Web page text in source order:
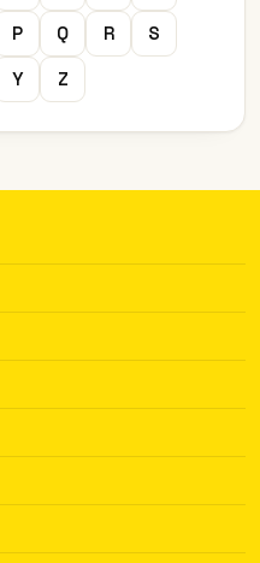
P Q R
S
Y Z